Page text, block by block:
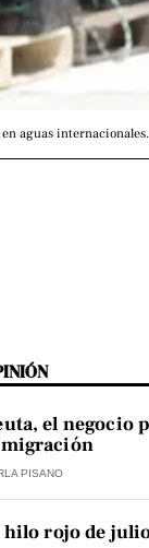
aguas
el negocio
PISANO
hilo rojo de